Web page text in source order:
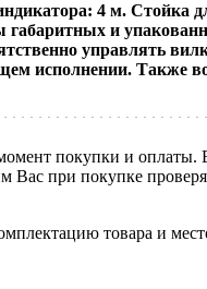
4 м. Стойка
габаритных и
управлять
исполнении. Также
покупки и
Вас при покупке
товара и